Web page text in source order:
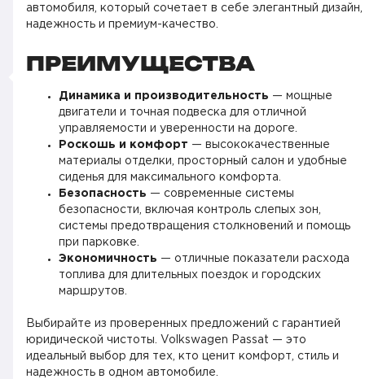
автомобиля, который сочетает в себе элегантный дизайн,
надежность и премиум-качество.
ПРЕИМУЩЕСТВА
Динамика и производительность — мощные
двигатели и точная подвеска для отличной
управляемости и уверенности на дороге.
Роскошь и комфорт — высококачественные
материалы отделки, просторный салон и удобные
сиденья для максимального комфорта.
Безопасность — современные системы
безопасности, включая контроль слепых зон,
системы предотвращения столкновений и помощь
при парковке.
Экономичность — отличные показатели расхода
топлива для длительных поездок и городских
маршрутов.
Выбирайте из проверенных предложений с гарантией
юридической чистоты. Volkswagen Passat — это
идеальный выбор для тех, кто ценит комфорт, стиль и
надежность в одном автомобиле.